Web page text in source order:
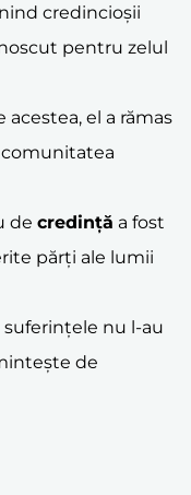
credincioșii
pentru zelul
el a rămas
comunitatea
de credință a fost
părți ale lumii
suferințele nu l-au
de